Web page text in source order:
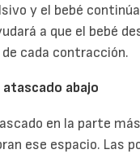
y el bebé
a que el bebé
cada contracción.
atascado abajo
en la parte
ese espacio. Las